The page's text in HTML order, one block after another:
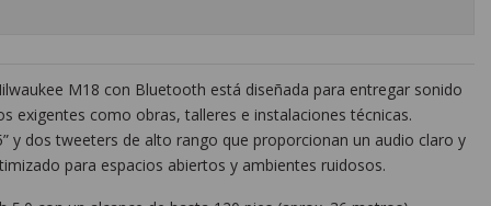
M18 con Bluetooth está diseñada para entregar sonido
exigentes como obras, talleres e instalaciones técnicas.
y dos tweeters de alto rango que proporcionan un audio claro y
para espacios abiertos y ambientes ruidosos.